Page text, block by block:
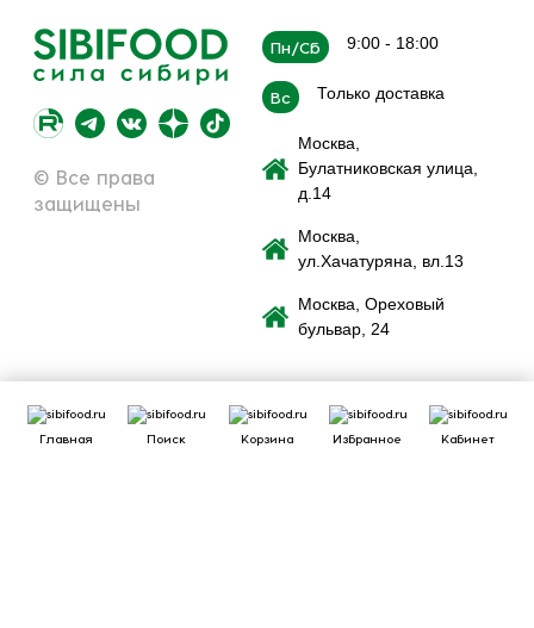
Главная Поиск Корзина Избранное Кабинет
© Все права
защищены
Пн/Сб 9:00 - 18:00
Вс Только доставка
Москва,
Булатниковская улица,
д.14
Москва,
ул.Хачатуряна, вл.13
Москва, Ореховый
бульвар, 24